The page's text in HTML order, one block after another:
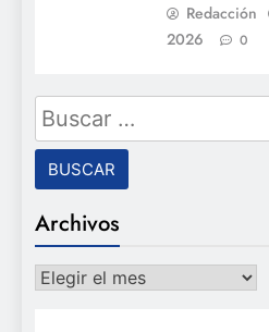
Redacción
2026
0
Buscar:
Archivos
Archivos